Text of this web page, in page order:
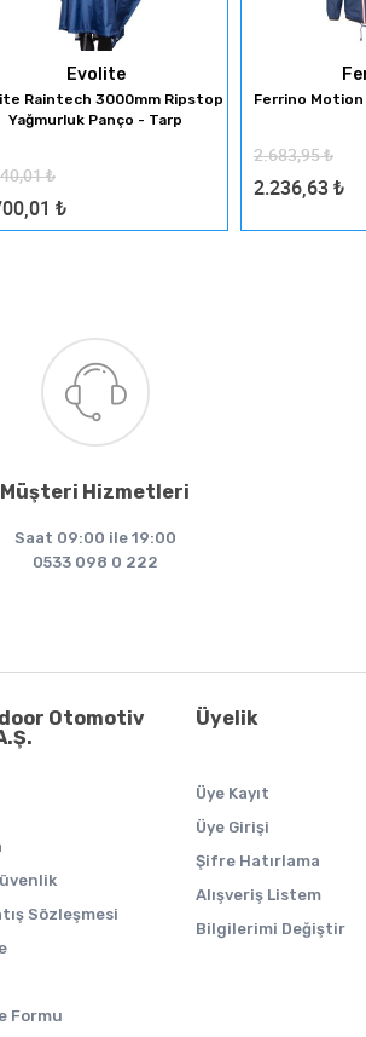
Evolite
Raintech 3000mm Ripstop
Yağmurluk Panço - Tarp
₺
₺
Ferrino Motion
2.683,95₺
2.236,63 ₺
Müşteri Hizmetleri
Saat 09:00 ile 19:00
0533 098 0 222
Otomotiv
Sözleşmesi
Formu
Üyelik
Üye Kayıt
Üye Girişi
Şifre Hatırlama
Alışveriş Listem
Bilgilerimi Değiştir